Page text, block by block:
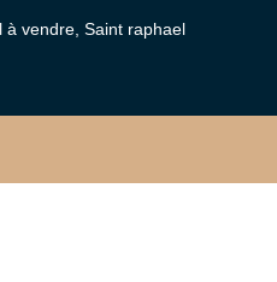
à vendre, Saint raphael